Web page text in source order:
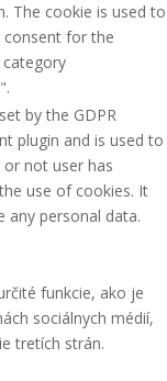
The cookie is used to
for the
by the GDPR
plugin and is used to
not user has
use of cookies. It
any personal data.
funkcie, ako je
sociálnych médií,
tretích strán.